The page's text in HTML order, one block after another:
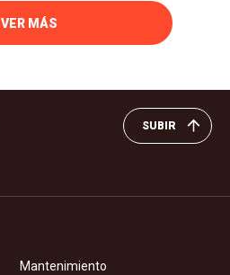
VER MÁS
SUBIR
Mantenimiento